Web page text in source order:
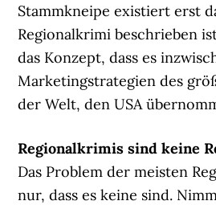
Stammkneipe existiert erst
Regionalkrimi beschrieben
das Konzept, dass es
Marketingstrategien des
der Welt, den USA
Regionalkrimis sind keine
Das Problem der meisten
nur, dass es keine sind.